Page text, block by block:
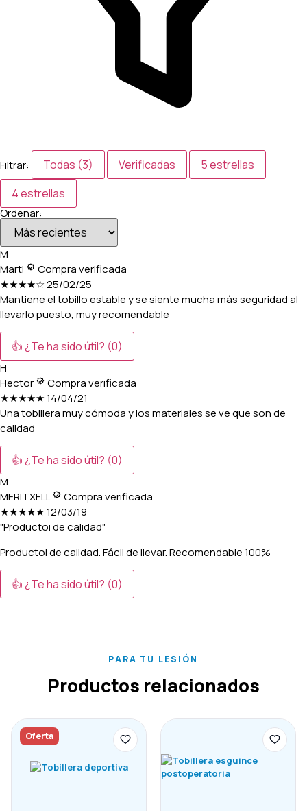
Filtrar: Todas (3) Verificadas
5 estrellas
4 estrellas
Ordenar:
M
Marti
Compra verificada
★★★★☆25/02/25
Mantiene el tobillo estable y se siente mucha más seguridad al
llevarlo puesto, muy recomendable
👍 ¿Te ha sido útil? (0)
H
Hector
Compra verificada
★★★★★14/04/21
Una tobillera muy cómoda y los materiales se ve que son de
calidad
👍 ¿Te ha sido útil? (0)
M
MERITXELL
Compra verificada
★★★★★12/03/19
"Productoi de calidad"
Productoi de calidad. Fácil de llevar. Recomendable 100%
👍 ¿Te ha sido útil? (0)
PARA TU LESIÓN
Productos relacionados
Oferta